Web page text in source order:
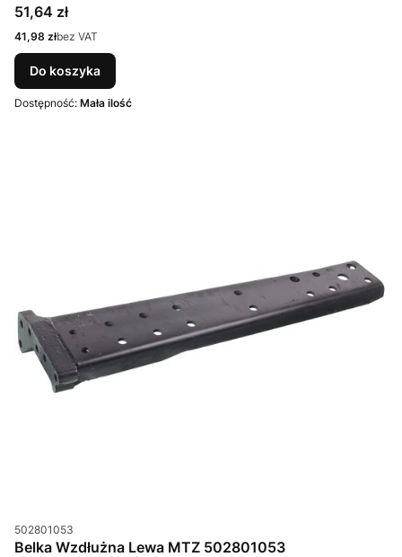
Cena
51,64 zł
Cena
41,98 złbez VAT
Do koszyka
Dostępność: Mała ilość
Kod produktu
502801053
Belka Wzdłużna Lewa MTZ 502801053